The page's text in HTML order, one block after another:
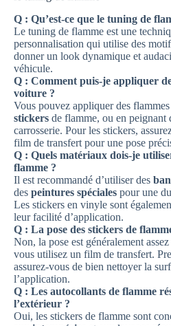
Q : Qu’est-ce que le tuning de
Le tuning de flamme est une
personnalisation qui utilise des
donner un look dynamique et
véhicule.
Q : Comment puis-je appliquer
voiture ?
Vous pouvez appliquer des
stickers de flamme, ou en peignant
carrosserie. Pour les stickers,
film de transfert pour une pose
Q : Quels matériaux dois-je
flamme ?
Il est recommandé d’utiliser des
des peintures spéciales pour une
Les stickers en vinyle sont
leur facilité d’application.
Q : La pose des stickers de
Non, la pose est généralement
vous utilisez un film de transfert.
assurez-vous de bien nettoyer la
l’application.
Q : Les autocollants de flamme
l’extérieur ?
Oui, les stickers de flamme sont